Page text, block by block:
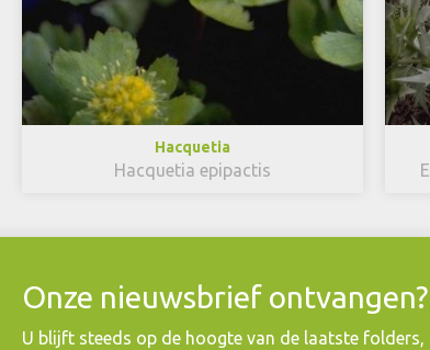
Hacquetia
Hacquetia epipactis
Onze nieuwsbrief
​U blijft steeds op de hoogte van de laatste folders,